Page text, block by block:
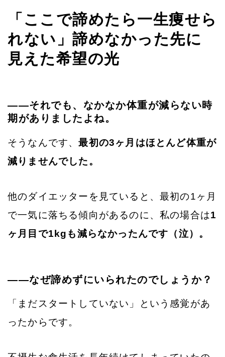
「ここで諦めたら一生痩せら
れない」諦めなかった先に
見えた希望の光
——それでも、なかなか体重が減らない時
期がありましたよね。
そうなんです、最初の3ヶ月はほとんど体重が
減りませんでした。
他のダイエッターを見ていると、最初の1ヶ月
で一気に落ちる傾向があるのに、私の場合は1
ヶ月目で1kgも減らなかったんです（泣）。
——なぜ諦めずにいられたのでしょうか？
「まだスタートしていない」という感覚があ
ったからです。